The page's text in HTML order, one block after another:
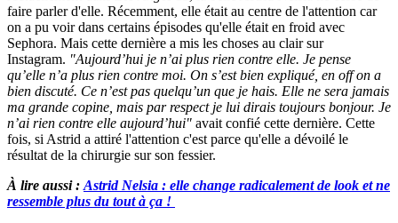
faire parler d'elle. Récemment, elle était au centre de l'attention car
on a pu voir dans certains épisodes qu'elle était en froid avec
Sephora. Mais cette dernière a mis les choses au clair sur
Instagram. "Aujourd’hui je n’ai plus rien contre elle. Je pense
qu’elle n’a plus rien contre moi. On s’est bien expliqué, en off on a
bien discuté. Ce n’est pas quelqu’un que je hais. Elle ne sera jamais
ma grande copine, mais par respect je lui dirais toujours bonjour. Je
n’ai rien contre elle aujourd’hui" avait confié cette dernière. Cette
fois, si Astrid a attiré l'attention c'est parce qu'elle a dévoilé le
résultat de la chirurgie sur son fessier.
À lire aussi : Astrid Nelsia : elle change radicalement de look et ne
ressemble plus du tout à ça !